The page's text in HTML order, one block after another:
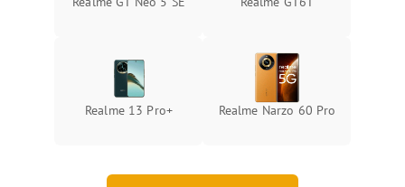
Realme 13 Pro+ Realme Narzo 60 Pro